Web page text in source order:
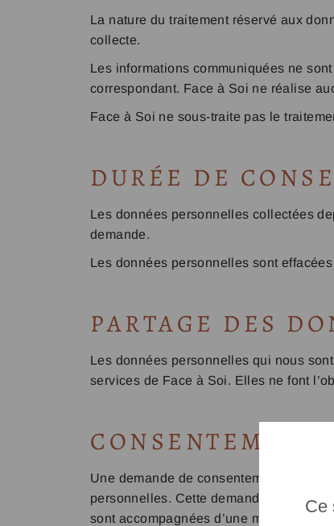
La nature du traitement réservé aux
collecte.
Les informations communiquées ne
correspondant. Face à Soi ne réalise
Face à Soi ne sous-traite pas le
DURÉE DE
Les données personnelles collectées
demande.
Les données personnelles sont
PARTAGE DES
Les données personnelles qui nous
services de Face à Soi. Elles ne font
CONSENTEMENT
Une demande de consentement est
personnelles. Cette demande de
sont accompagnées d’une mention qui
Ce